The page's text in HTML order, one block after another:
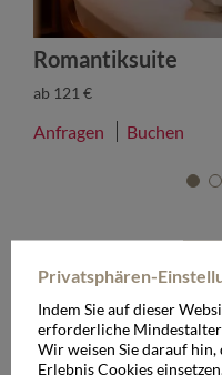
Romantiksuite
ab 121 €
Anfragen Buchen
Privatsphären-
Indem Sie auf dieser
erforderliche Mindestalter
Wir weisen Sie darauf
Erlebnis Cookies